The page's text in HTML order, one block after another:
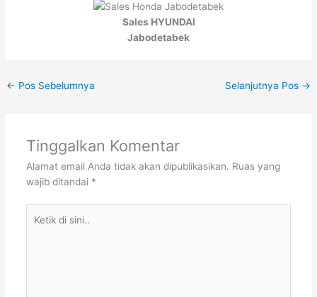
Sales HYUNDAI
Jabodetabek
← Pos Sebelumnya Selanjutnya Pos →
Tinggalkan Komentar
Alamat email Anda tidak akan dipublikasikan. Ruas yang
wajib ditandai *